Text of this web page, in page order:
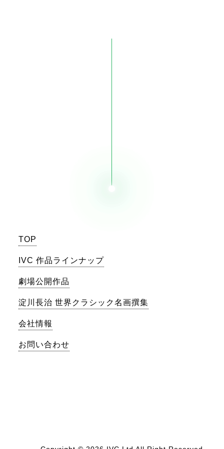
TOP
IVC 作品ラインナップ
劇場公開作品
淀川長治 世界クラシック名画撰集
会社情報
お問い合わせ